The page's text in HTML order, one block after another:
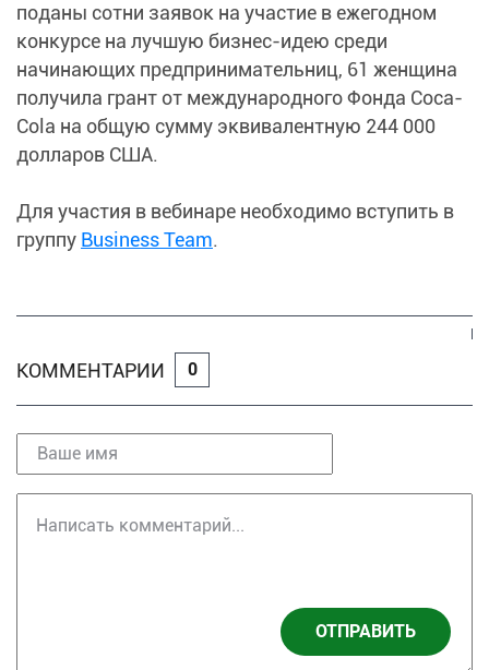
поданы сотни заявок на участие в ежегодном
конкурсе на лучшую бизнес-идею среди
начинающих предпринимательниц, 61 женщина
получила грант от международного Фонда Coca-
Cola на общую сумму эквивалентную 244 000
долларов США.
Для участия в вебинаре необходимо вступить в
группу Business Team.
КОММЕНТАРИИ 0
ОТПРАВИТЬ